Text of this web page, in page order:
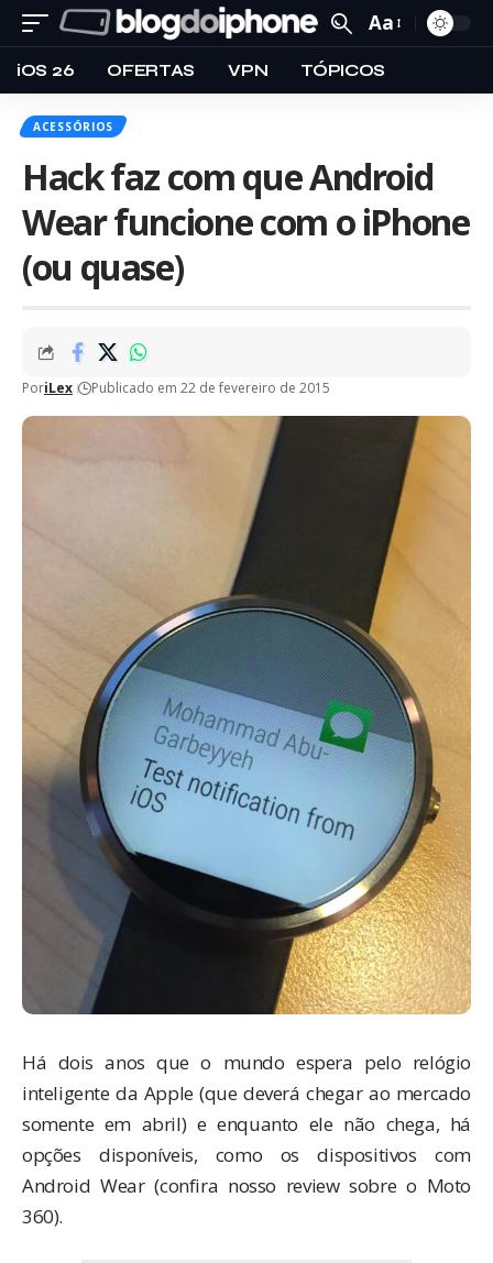
Aa
iOS 26 OFERTAS VPN TÓPICOS
ACESSÓRIOS
Hack faz com que Android
Wear funcione com o iPhone
(ou quase)
PoriLex Publicado em 22 de fevereiro de 2015
Há dois anos que o mundo espera pelo relógio
inteligente da Apple (que deverá chegar ao mercado
somente em abril) e enquanto ele não chega, há
opções disponíveis, como os dispositivos com
Android Wear (confira nosso review sobre o Moto
360).